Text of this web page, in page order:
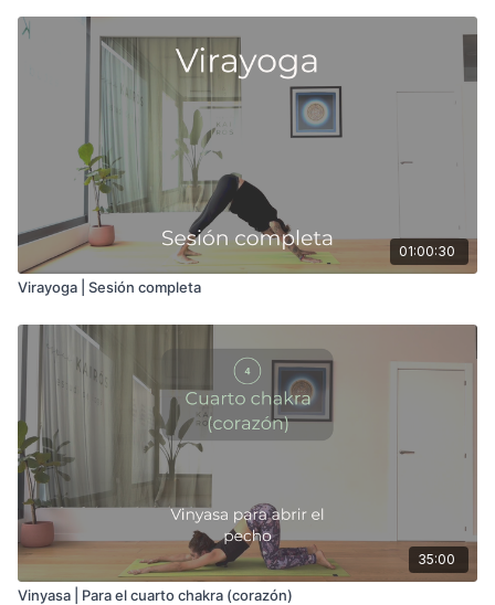
01:00:30
Virayoga | Sesión completa
35:00
Vinyasa | Para el cuarto chakra (corazón)